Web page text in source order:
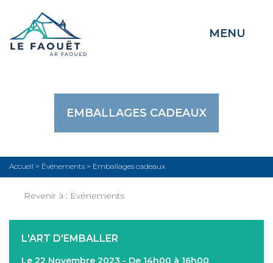
MENU
EMBALLAGES CADEAUX
Accueil > Événements > Emballages cadeaux
Revenir à : Evénements
L'ART D'EMBALLER
Le 22 Novembre 2023 - De 14h00 à 16h00